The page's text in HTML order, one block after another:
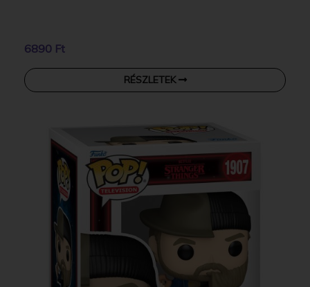
6890 Ft
RÉSZLETEK